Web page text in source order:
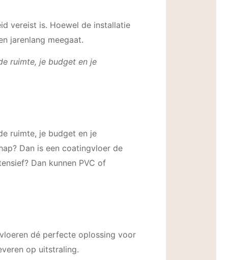
vereist is. Hoewel de installatie
jarenlang meegaat.
ruimte, je budget en je
ruimte, je budget en je
Dan is een coatingvloer de
Dan kunnen PVC of
dé perfecte oplossing voor
op uitstraling.